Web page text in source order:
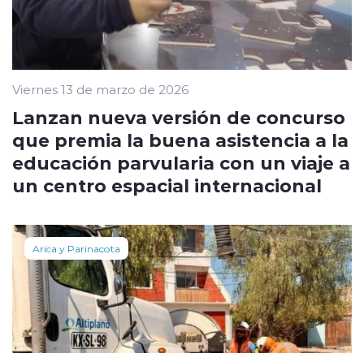
Viernes 13 de marzo de 2026
Lanzan nueva versión de concurso
que premia la buena asistencia a la
educación parvularia con un viaje a
un centro espacial internacional
Arica y Parinacota